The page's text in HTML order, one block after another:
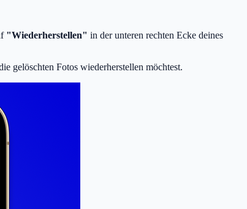
"Wiederherstellen" in der unteren rechten Ecke deines
gelöschten Fotos wiederherstellen möchtest.